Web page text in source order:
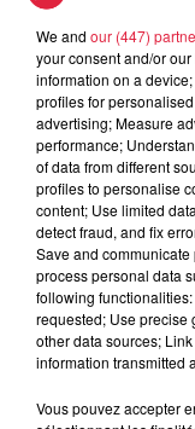
Postulez à
Votre nom*
Votre e-mail *
We and our (447)
your consent and/or
information on a
profiles for
advertising; Measure
performance;
of data from different
profiles to personalise
content; Use limited
detect fraud, and fix
Save and
process personal data
following
requested; Use precise
other data sources;
information transmitted
Vous pouvez accepter